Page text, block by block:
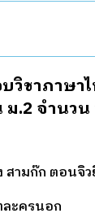
วิชาภาษา
ม.2 จำนว
สามก๊ก ตอนจิ
ะครนอก